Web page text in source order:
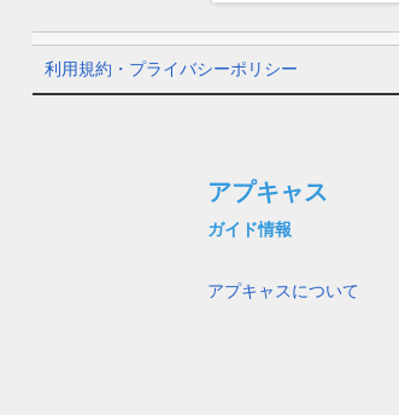
利用規約・プライバシーポリシー
アプキャス
ガイド情報
アプキャスについて